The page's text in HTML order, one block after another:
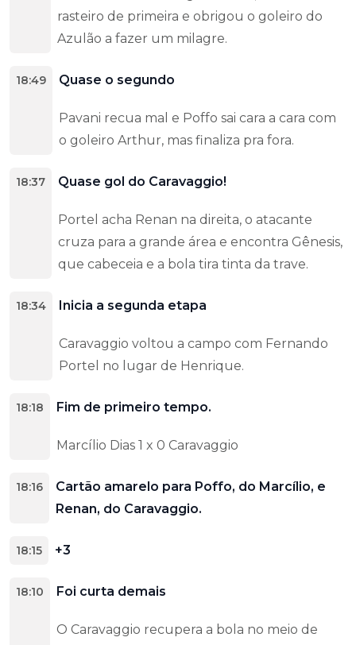
rasteiro de primeira e obrigou o goleiro do
Azulão a fazer um milagre.
18:49 Quase o segundo
Pavani recua mal e Poffo sai cara a cara com
o goleiro Arthur, mas finaliza pra fora.
18:37 Quase gol do Caravaggio!
Portel acha Renan na direita, o atacante
cruza para a grande área e encontra Gênesis,
que cabeceia e a bola tira tinta da trave.
18:34 Inicia a segunda etapa
Caravaggio voltou a campo com Fernando
Portel no lugar de Henrique.
18:18 Fim de primeiro tempo.
Marcílio Dias 1 x 0 Caravaggio
18:16
Cartão amarelo para Poffo, do Marcílio, e
Renan, do Caravaggio.
18:15 +3
18:10 Foi curta demais
O Caravaggio recupera a bola no meio de